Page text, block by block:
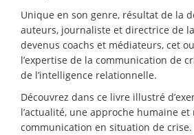
Unique en son genre, résultat de la
auteurs, journaliste et directrice de
devenus coachs et médiateurs, cet
l’expertise de la communication de
de l’intelligence relationnelle.
Découvrez dans ce livre illustré
l’actualité, une approche humaine
communication en situation de crise.